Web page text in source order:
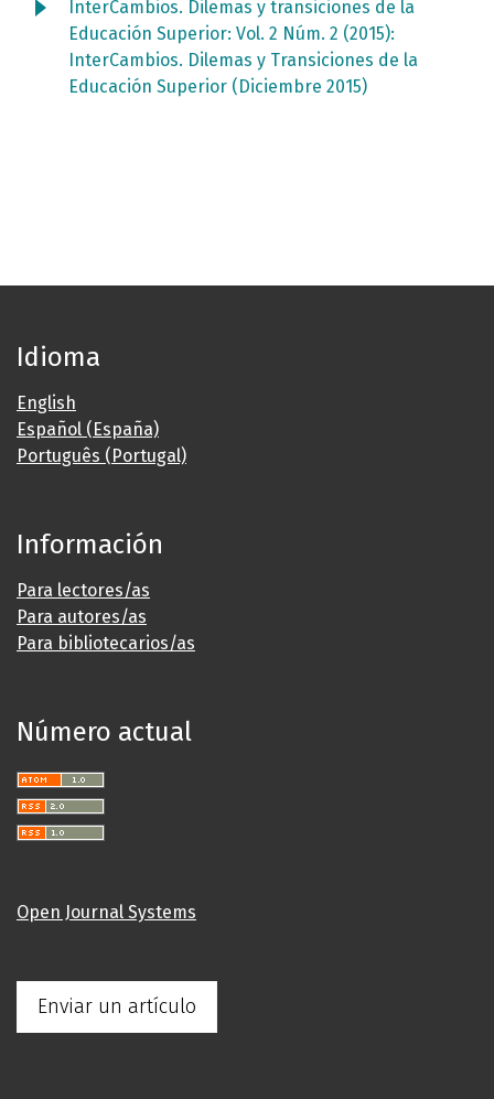
InterCambios. Dilemas y transiciones de la
Educación Superior: Vol. 2 Núm. 2 (2015):
InterCambios. Dilemas y Transiciones de la
Educación Superior (Diciembre 2015)
Idioma
English
Español (España)
Português (Portugal)
Información
Para lectores/as
Para autores/as
Para bibliotecarios/as
Número actual
Open Journal Systems
Enviar un artículo